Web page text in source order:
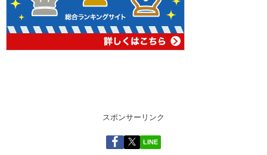
スポンサーリンク
LINE